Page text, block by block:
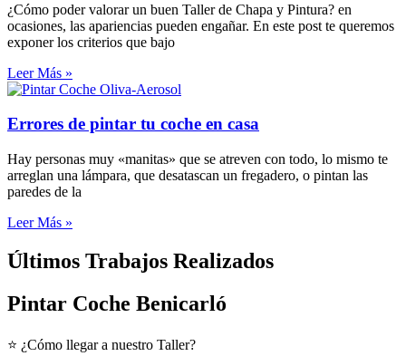
¿Cómo poder valorar un buen Taller de Chapa y Pintura? en
ocasiones, las apariencias pueden engañar. En este post te queremos
exponer los criterios que bajo
Leer Más »
Errores de pintar tu coche en casa
Hay personas muy «manitas» que se atreven con todo, lo mismo te
arreglan una lámpara, que desatascan un fregadero, o pintan las
paredes de la
Leer Más »
Últimos Trabajos Realizados
Pintar Coche Benicarló
⭐ ¿Cómo llegar a nuestro Taller?